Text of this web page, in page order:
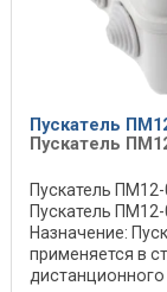
Пускатель
Пускатель
Пускатель
Пускатель
Назначение:
применяется в